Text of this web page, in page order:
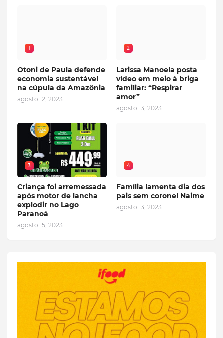
1
Otoni de Paula defende
economia sustentável
na cúpula da Amazônia
agosto 12, 2023
2
Larissa Manoela posta
vídeo em meio à briga
familiar: “Respirar
amor”
agosto 13, 2023
3
Criança foi arremessada
após motor de lancha
explodir no Lago
Paranoá
agosto 15, 2023
4
Família lamenta dia dos
pais sem coronel Naime
agosto 13, 2023